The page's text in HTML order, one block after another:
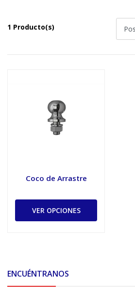
1 Producto(s)
Coco de Arrastre
VER OPCIONES
ENCUÉNTRANOS